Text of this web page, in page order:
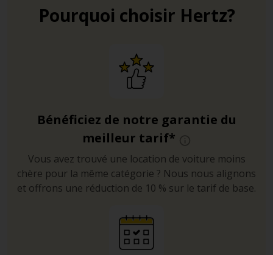
Pourquoi choisir Hertz?
Bénéficiez de notre garantie du
meilleur tarif*
Vous avez trouvé une location de voiture moins
chère pour la même catégorie ? Nous nous alignons
et offrons une réduction de 10 % sur le tarif de base.